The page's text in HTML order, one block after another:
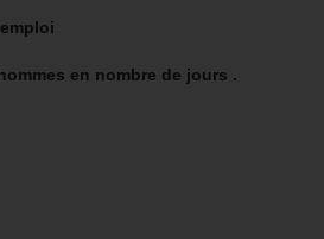
en nombre de jours .